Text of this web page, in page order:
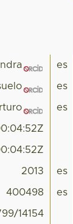
es
es
es
2013 es
400498 es
14154